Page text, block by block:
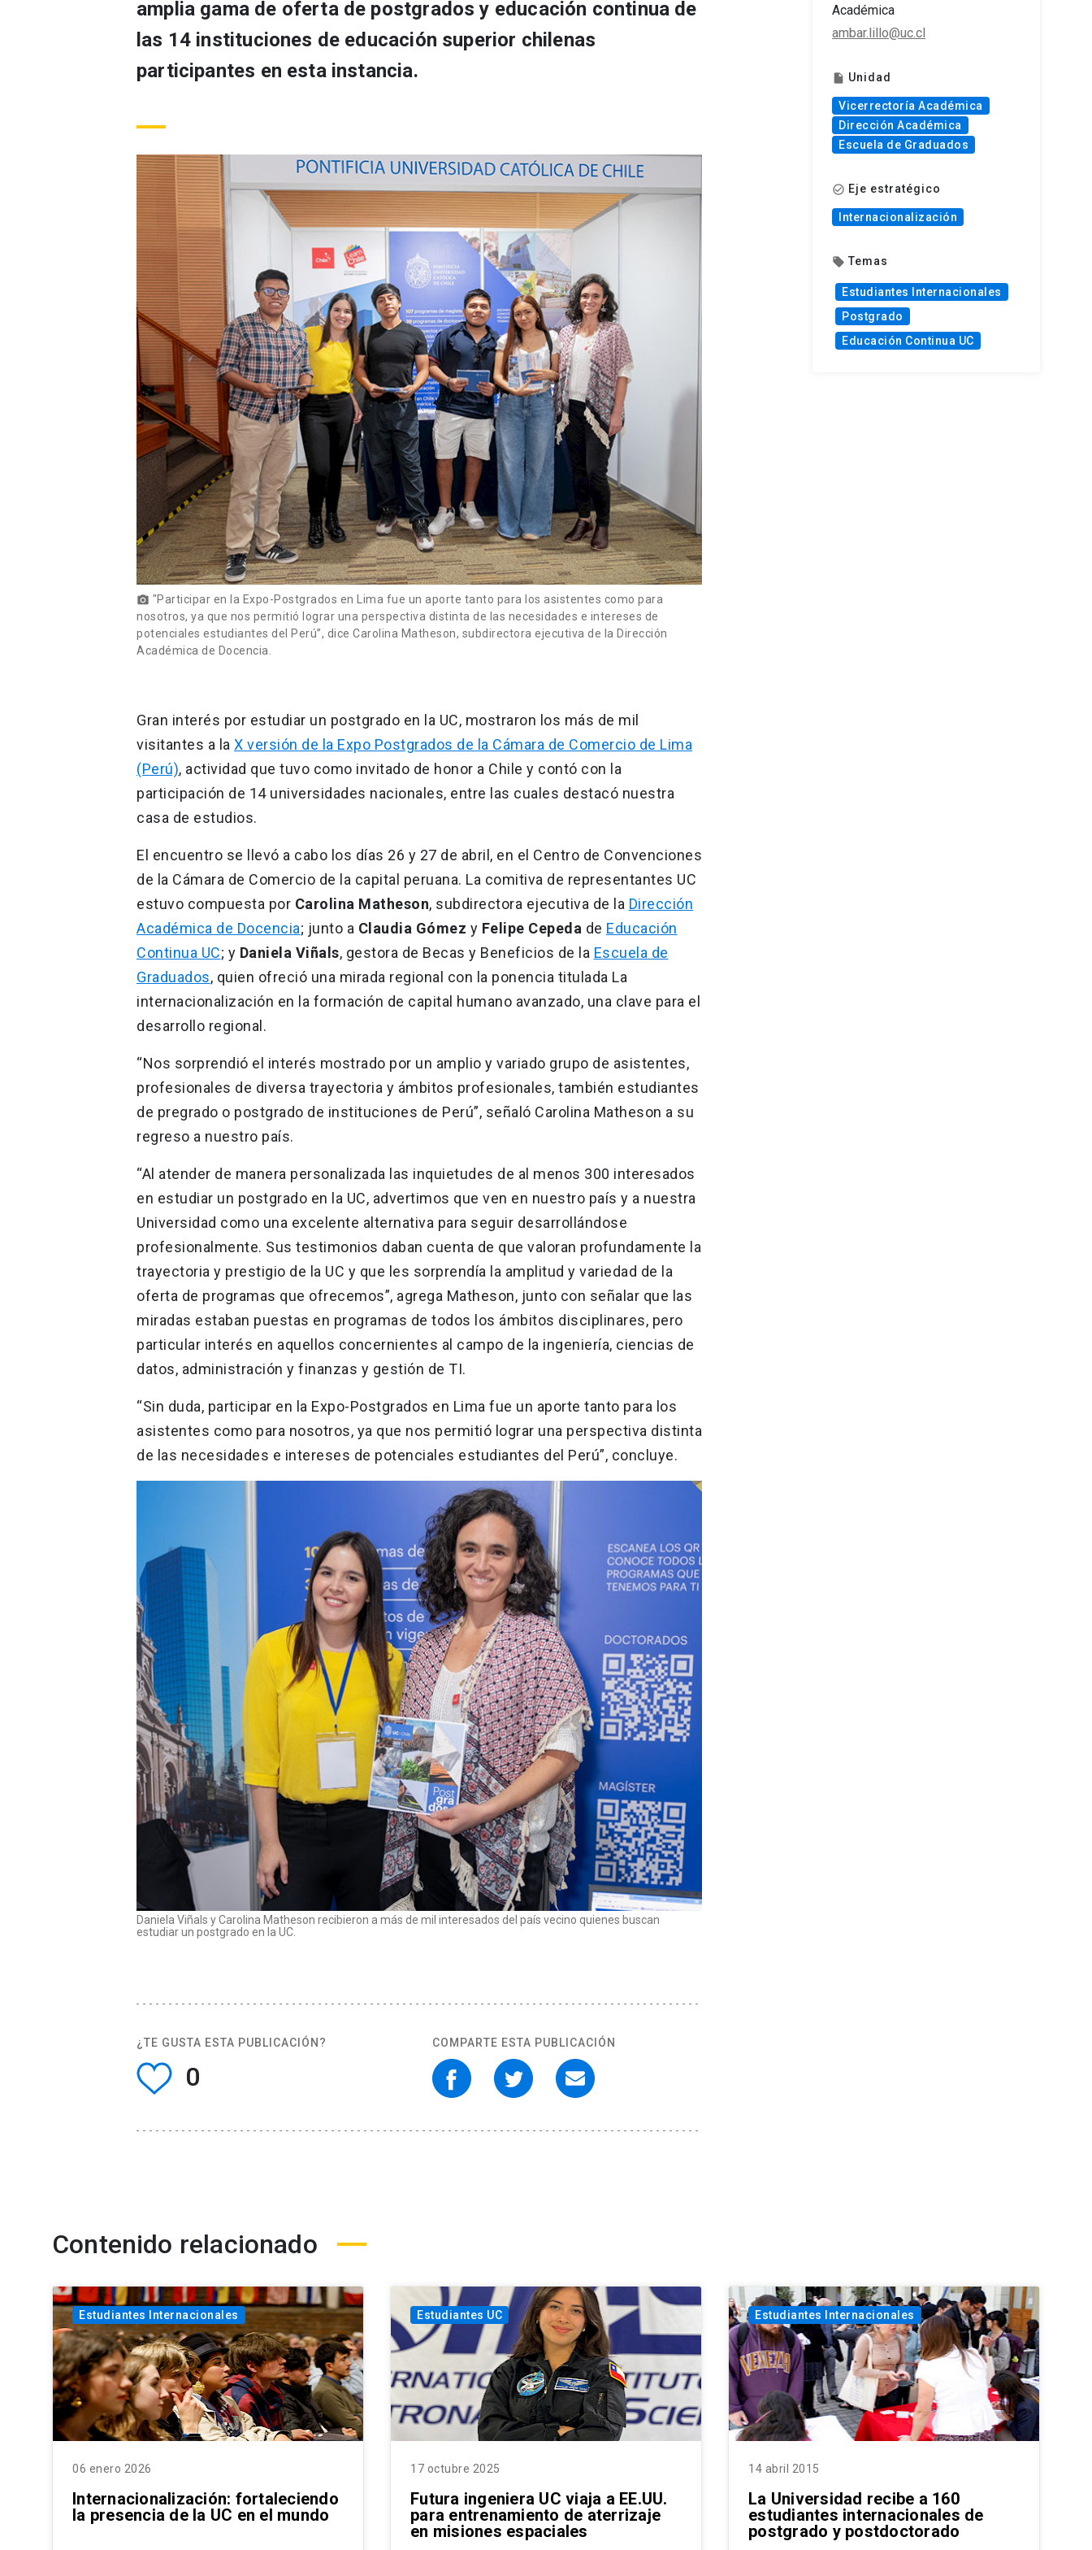
amplia gama de oferta de postgrados y educación continua de
las 14 instituciones de educación superior chilenas
participantes en esta instancia.
photo_camera "Participar en la Expo-Postgrados en Lima fue un aporte tanto para los asistentes como para
nosotros, ya que nos permitió lograr una perspectiva distinta de las necesidades e intereses de
potenciales estudiantes del Perú”, dice Carolina Matheson, subdirectora ejecutiva de la Dirección
Académica de Docencia.
Gran interés por estudiar un postgrado en la UC, mostraron los más de mil
visitantes a la X versión de la Expo Postgrados de la Cámara de Comercio de Lima
(Perú), actividad que tuvo como invitado de honor a Chile y contó con la
participación de 14 universidades nacionales, entre las cuales destacó nuestra
casa de estudios.
El encuentro se llevó a cabo los días 26 y 27 de abril, en el Centro de Convenciones
de la Cámara de Comercio de la capital peruana. La comitiva de representantes UC
estuvo compuesta por Carolina Matheson, subdirectora ejecutiva de la Dirección
Académica de Docencia; junto a Claudia Gómez y Felipe Cepeda de Educación
Continua UC; y Daniela Viñals, gestora de Becas y Beneficios de la Escuela de
Graduados, quien ofreció una mirada regional con la ponencia titulada La
internacionalización en la formación de capital humano avanzado, una clave para el
desarrollo regional.
“Nos sorprendió el interés mostrado por un amplio y variado grupo de asistentes,
profesionales de diversa trayectoria y ámbitos profesionales, también estudiantes
de pregrado o postgrado de instituciones de Perú”, señaló Carolina Matheson a su
regreso a nuestro país.
“Al atender de manera personalizada las inquietudes de al menos 300 interesados
en estudiar un postgrado en la UC, advertimos que ven en nuestro país y a nuestra
Universidad como una excelente alternativa para seguir desarrollándose
profesionalmente. Sus testimonios daban cuenta de que valoran profundamente la
trayectoria y prestigio de la UC y que les sorprendía la amplitud y variedad de la
oferta de programas que ofrecemos”, agrega Matheson, junto con señalar que las
miradas estaban puestas en programas de todos los ámbitos disciplinares, pero
particular interés en aquellos concernientes al campo de la ingeniería, ciencias de
datos, administración y finanzas y gestión de TI.
“Sin duda, participar en la Expo-Postgrados en Lima fue un aporte tanto para los
asistentes como para nosotros, ya que nos permitió lograr una perspectiva distinta
de las necesidades e intereses de potenciales estudiantes del Perú”, concluye.
Daniela Viñals y Carolina Matheson recibieron a más de mil interesados del país vecino quienes buscan
estudiar un postgrado en la UC.
¿TE GUSTA ESTA PUBLICACIÓN?
0
COMPARTE ESTA PUBLICACIÓN
Académica
ambar.lillo@uc.cl
insert_drive_file Unidad
Vicerrectoría Académica
Dirección Académica
Escuela de Graduados
check_circle_outline Eje estratégico
Internacionalización
local_offer Temas
Estudiantes Internacionales
Postgrado
Educación Continua UC
Contenido relacionado
Estudiantes Internacionales
06 enero 2026
Internacionalización: fortaleciendo
la presencia de la UC en el mundo
Estudiantes UC
17 octubre 2025
Futura ingeniera UC viaja a EE.UU.
para entrenamiento de aterrizaje
en misiones espaciales
Estudiantes Internacionales
14 abril 2015
La Universidad recibe a 160
estudiantes internacionales de
postgrado y postdoctorado